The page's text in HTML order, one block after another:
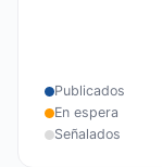
Publicados
En espera
Señalados